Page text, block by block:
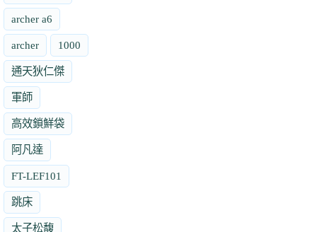
archer a6
archer 1000
通天狄仁傑
軍師
高效鎖鮮袋
阿凡達
FT-LEF101
跳床
太子松馥